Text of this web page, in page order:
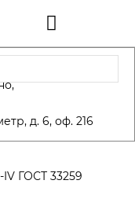
10-15
д. 6, оф. 216